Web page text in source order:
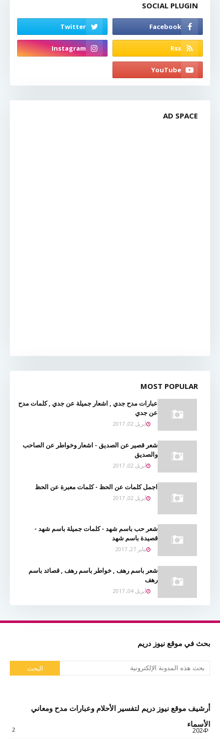
SOCIAL PLUGIN
AD SPACE
MOST POPULAR
عبارات مدح جدي , اشعار جميلة عن جدي , كلمات مدح
عن جدي
أبريل 02, 2017
شعر قصير عن الصديق - اشعار وخواطر عن الصاحب
والصديق
أبريل 02, 2017
اجمل كلمات عن الحظ - كلمات معبرة عن الحظ
أبريل 02, 2017
شعر حب باسم شهد - كلمات جميلة باسم شهد -
قصيدة باسم شهد
يناير 27, 2017
شعر باسم رهف , خواطر باسم رهف , قصائد باسم
رهف
أبريل 04, 2017
بحث في موقع نيوز دريم
أرشيف موقع نيوز دريم لتفسير الأحلام وعبارات مدح ومعاني
الأسماء
2024
2